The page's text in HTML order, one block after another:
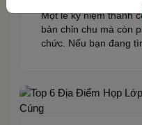
Một lễ kỷ niệm thành
bản chỉn chu mà còn
chức. Nếu bạn đang